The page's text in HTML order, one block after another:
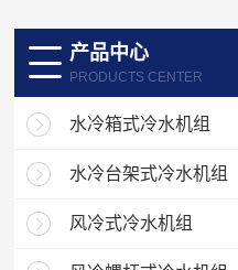
产品中心
PRODUCTS CENTER
水冷箱式冷水机组
水冷台架式冷水机组
风冷式冷水机组